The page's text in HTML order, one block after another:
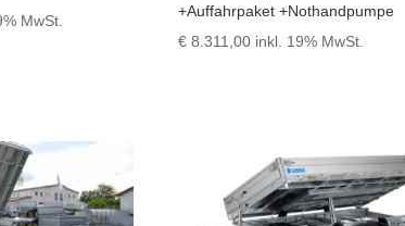
MwSt.
+Auffahrpaket +Nothandpumpe
€ 8.311,00 inkl. 19% MwSt.